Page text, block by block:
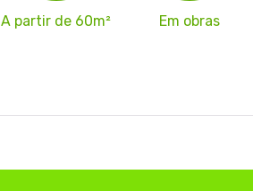
A partir de 60m² Em obras